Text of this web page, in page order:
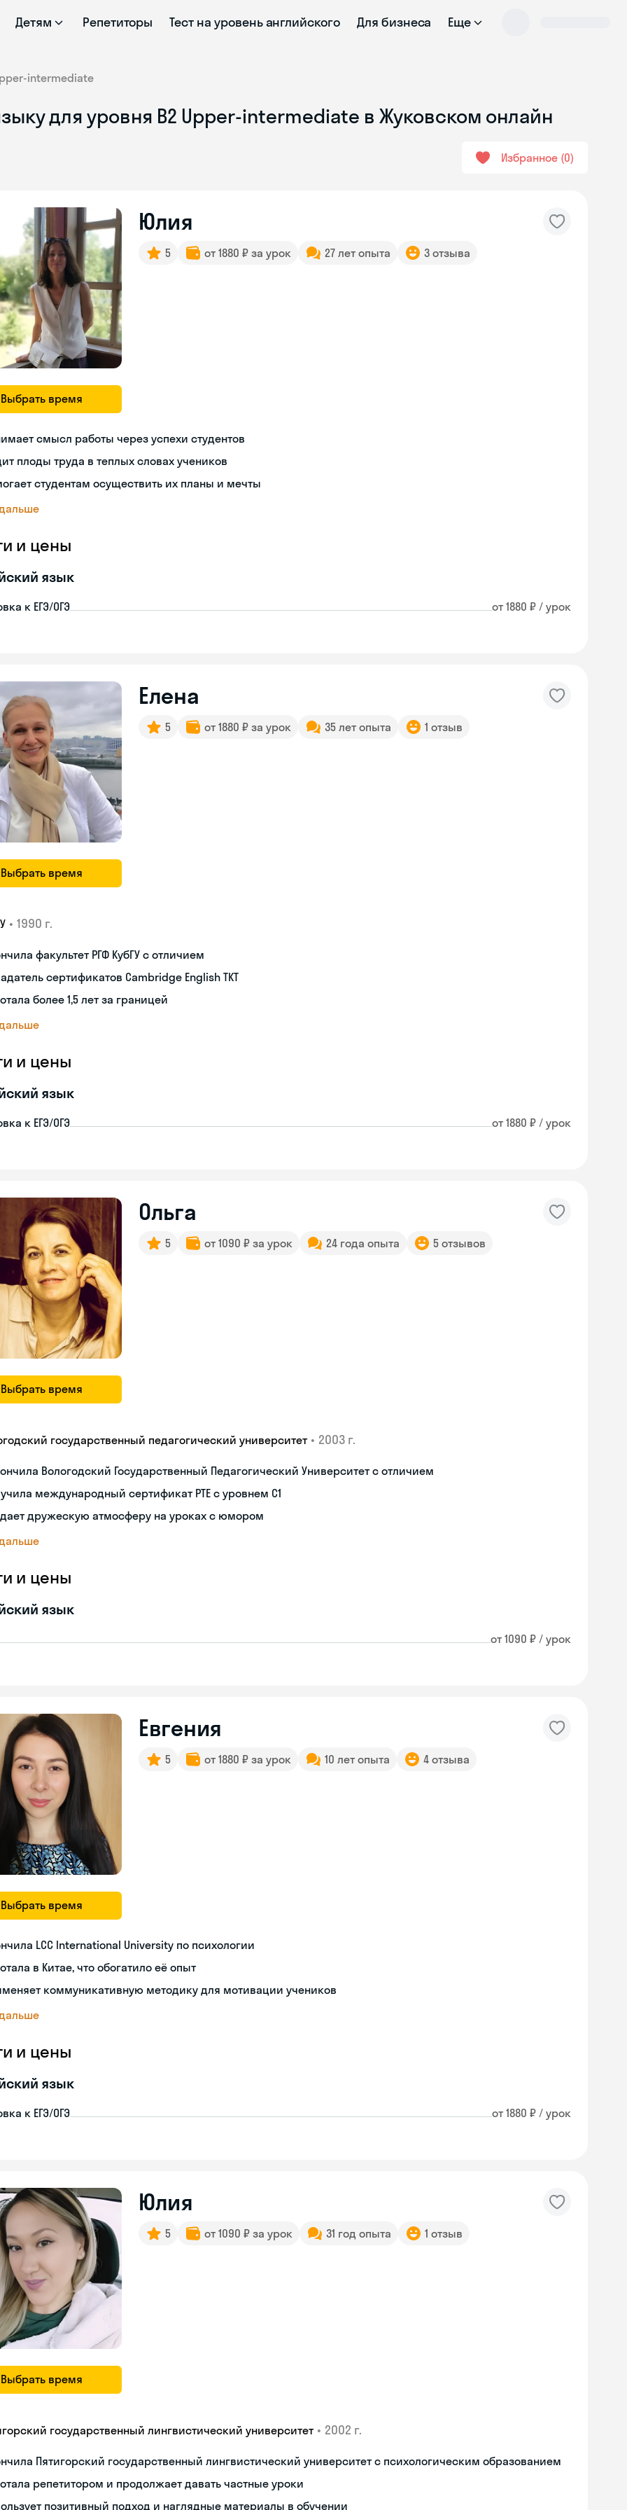
Детям Репетиторы Тест на уровень английского Для бизнеса Еще
intermediate
для уровня B2 Upper-intermediate в Жуковском онлайн
Избранное 0
Выбрать время
Юлия
5 от 1880 ₽ за урок 27 лет опыта 3 отзыва
смысл работы через успехи студентов
плоды труда в теплых словах учеников
студентам осуществить их планы и мечты
и цены
язык
к ЕГЭ/ОГЭ от 1880 ₽ / урок
Выбрать время
Елена
5 от 1880 ₽ за урок 35 лет опыта 1 отзыв
• 1990 г.
факультет РГФ КубГУ с отличием
сертификатов Cambridge English TKT
более 1,5 лет за границей
и цены
язык
к ЕГЭ/ОГЭ от 1880 ₽ / урок
Выбрать время
Ольга
5 от 1090 ₽ за урок 24 года опыта 5 отзывов
государственный педагогический университет • 2003 г.
Вологодский Государственный Педагогический Университет с отличием
международный сертификат PTE с уровнем C1
дружескую атмосферу на уроках с юмором
и цены
язык
от 1090 ₽ / урок
Выбрать время
Евгения
5 от 1880 ₽ за урок 10 лет опыта 4 отзыва
LCC International University по психологии
в Китае, что обогатило её опыт
коммуникативную методику для мотивации учеников
и цены
язык
к ЕГЭ/ОГЭ от 1880 ₽ / урок
Выбрать время
Юлия
5 от 1090 ₽ за урок 31 год опыта 1 отзыв
государственный лингвистический университет • 2002 г.
Пятигорский государственный лингвистический университет с психологическим образованием
репетитором и продолжает давать частные уроки
позитивный подход и наглядные материалы в обучении